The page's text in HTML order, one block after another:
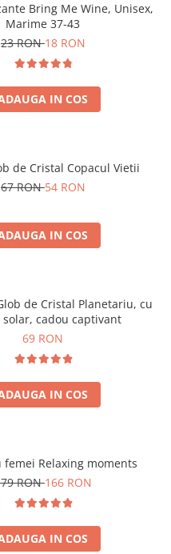
Bring Me Wine, Unisex,
Marime 37-43
23 RON18 RON
IN COS
de Cristal Copacul Vietii
67 RON54 RON
IN COS
de Cristal Planetariu, cu
solar, cadou captivant
69 RON
IN COS
femei Relaxing moments
RON166 RON
IN COS